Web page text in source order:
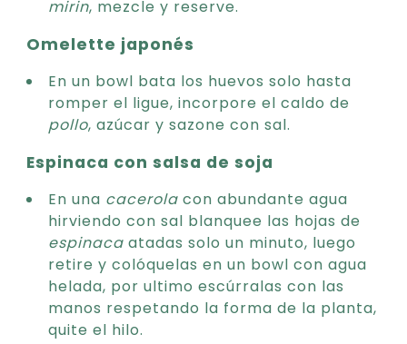
mirin, mezcle y reserve.
Omelette japonés
En un bowl bata los huevos solo hasta
romper el ligue, incorpore el caldo de
pollo, azúcar y sazone con sal.
Espinaca con salsa de soja
En una cacerola con abundante agua
hirviendo con sal blanquee las hojas de
espinaca atadas solo un minuto, luego
retire y colóquelas en un bowl con agua
helada, por ultimo escúrralas con las
manos respetando la forma de la planta,
quite el hilo.